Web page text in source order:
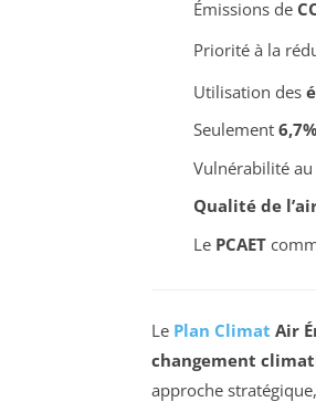
Émissions de
Priorité à la
Utilisation des
Seulement 6,7%
Vulnérabilité au
Qualité de
Le PCAET
Le Plan Climat Air
changement
approche